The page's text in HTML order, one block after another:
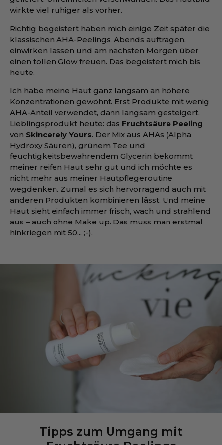
wirkte viel ruhiger als vorher.
Richtig begeistert haben mich einige Zeit später die
klassischen AHA-Peelings. Abends auftragen,
einwirken lassen und am nächsten Morgen über
einen tollen Glow freuen. Das begeistert mich bis
heute.
Ich habe meine Haut ganz langsam an höhere
Konzentrationen gewöhnt. Erst Produkte mit wenig
AHA-Anteil verwendet, dann langsam gesteigert.
Lieblingsprodukt heute: das Fruchtsäure Peeling
von Skincerely Yours. Der Mix aus AHAs (Alpha
Hydroxy Säuren), grünem Tee und
feuchtigkeitsbewahrendem Glycerin bekommt
meiner reifen Haut sehr gut und ich möchte es
nicht mehr aus meiner Hautpflegeroutine
wegdenken. Zumal es sich hervorragend auch mit
anderen Produkten kombinieren lässt. Und meine
Haut sieht einfach immer frisch, wach und strahlend
aus – auch ohne Make up. Das muss man erstmal
hinkriegen mit 50... ;-).
Tipps zum Umgang mit